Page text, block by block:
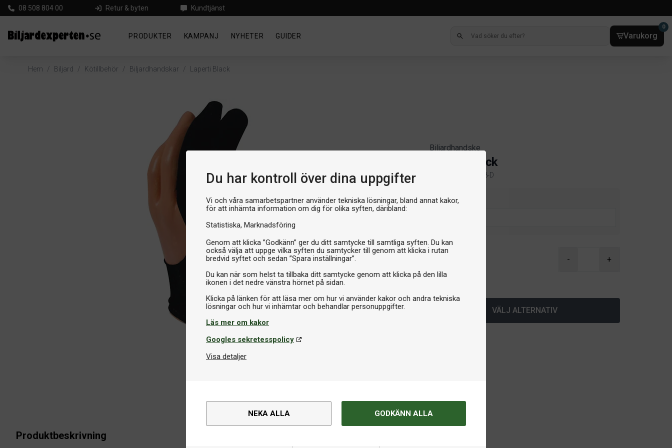
Du har kontroll över dina uppgifter
Vi och våra samarbetspartner använder tekniska lösningar, bland annat kakor,
för att inhämta information om dig för olika syften, däribland:
Statistiska Marknadsföring
Genom att klicka ”Godkänn” ger du ditt samtycke till samtliga syften. Du kan
också välja att uppge vilka syften du samtycker till genom att klicka i rutan
bredvid syftet och sedan ”Spara inställningar”.
Du kan när som helst ta tillbaka ditt samtycke genom att klicka på den lilla
ikonen i det nedre vänstra hörnet på sidan.
Klicka på länken för att läsa mer om hur vi använder kakor och andra tekniska
Läs mer om kakor
Googles sekretesspolicy
Visa detaljer
NEKA ALLA GODKÄNN ALLA
08 508 804 00 Retur & byten Kundtjänst
PRODUKTER KAMPANJ NYHETER GUIDER Varukorg
0
Hem / Biljard / Kötillbehör / Biljardhandskar / Laperti Black
Biljardhandske
Laperti Black
Artikelnr. 5959-108-D
Storlek
179 kr
- +
VÄLJ ALTERNATIV
Produktbeskrivning